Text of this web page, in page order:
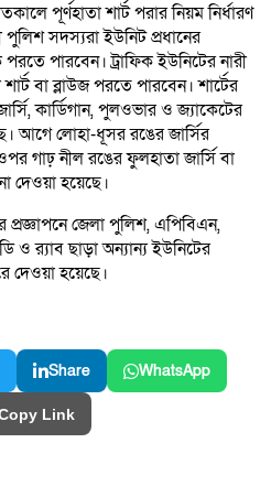
পূর্ণহাতা শার্ট পরার নিয়ম নির্ধারণ
পুলিশ সদস্যরা ইউনিট প্রধানের
পারবেন। ট্রাফিক ইউনিটের নারী
বা ব্লাউজ পরতে পারবেন। শার্টের
কার্ডিগান, পুলওভার ও জ্যাকেটের
আগে লোহা-ধূসর রঙের জার্সির
গাঢ় নীল রঙের ফুলহাতা জার্সি বা
দেওয়া হয়েছে।
জেলা পুলিশ, এপিবিএন,
র‍্যাব ছাড়া অন্যান্য ইউনিটের
দেওয়া হয়েছে।
Share WhatsApp
Link